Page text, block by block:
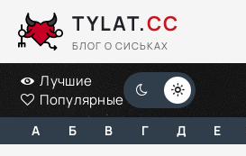
TYLAT.CC
БЛОГ О СИСЬКАХ
Лучшие
Популярные
А Б В Г Д Е